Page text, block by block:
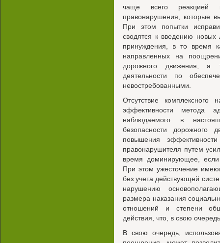
чаще всего реакцией
правонарушения, которые
При этом попытки
сводятся к введению
принуждения, в то время
направленных на
дорожного движения, а
деятельности по
невостребованными.
Отсутствие комплексного
эффективности метода
наблюдаемого в
безопасности дорожного
повышения
правонарушителя путем
время доминирующее, если
При этом ужесточение
без учета действующей
нарушению
размера наказания
отношений и степени
действия, что, в свою
В свою очередь,